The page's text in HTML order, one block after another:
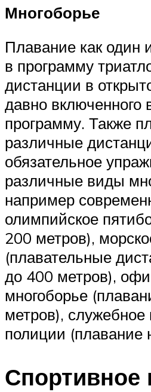
Многоборье
Плавание как один
в программу
дистанции в
давно включенного
программу. Также
различные
обязательное
различные виды
например
олимпийское
200 метров),
(плавательные
до 400 метров),
многоборье
метров), служебное
полиции (плавание
Спортивное